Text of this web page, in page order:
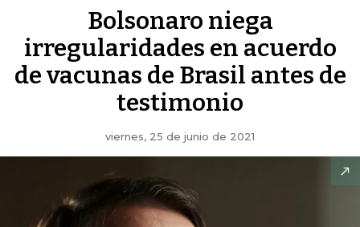
Bolsonaro niega
irregularidades en acuerdo
de vacunas de Brasil antes de
testimonio
viernes, 25 de junio de 2021